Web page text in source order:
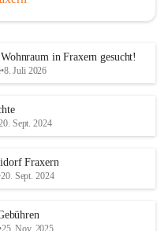
in Fraxern gesucht!
•8. Juli 2026
Sept. 2024
Fraxern
20. Sept. 2024
25. Nov. 2025